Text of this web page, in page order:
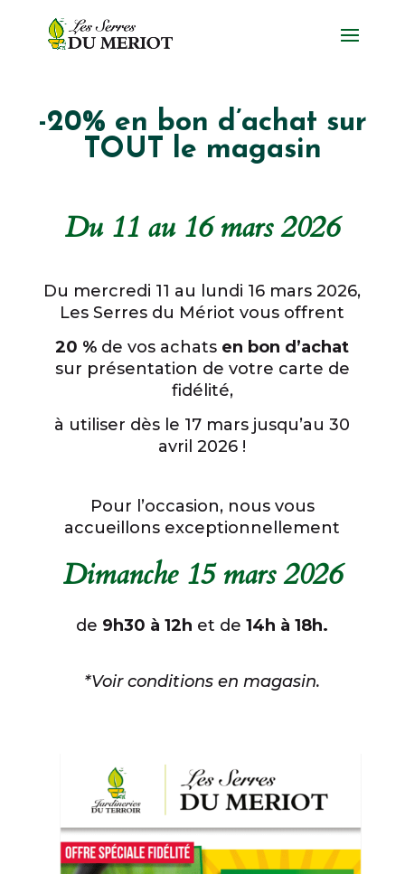
-20% en bon d’achat sur
TOUT le magasin
Du 11 au 16 mars 2026
Du mercredi 11 au lundi 16 mars 2026,
Les Serres du Mériot vous offrent
20 % de vos achats en bon d’achat
sur présentation de votre carte de
fidélité,
à utiliser dès le 17 mars jusqu’au 30
avril 2026 !
Pour l’occasion, nous vous
accueillons exceptionnellement
Dimanche 15 mars 2026
de 9h30 à 12h et de14h à 18h.
*Voir conditions en magasin.